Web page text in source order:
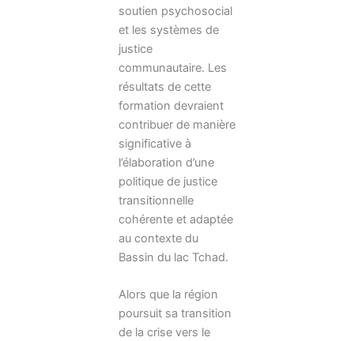
soutien psychosocial
et les systèmes de
justice
communautaire. Les
résultats de cette
formation devraient
contribuer de manière
significative à
l’élaboration d’une
politique de justice
transitionnelle
cohérente et adaptée
au contexte du
Bassin du lac Tchad.
Alors que la région
poursuit sa transition
de la crise vers le